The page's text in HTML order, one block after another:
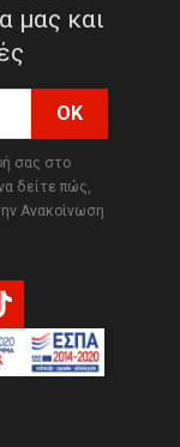
μας και
σας στο
δείτε πώς,
Ανακοίνωση